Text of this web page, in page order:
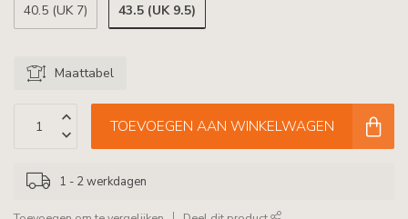
40.5 (UK 7) 43.5 (UK 9.5)
Maattabel
TOEVOEGEN AAN WINKELWAGEN
1 - 2 werkdagen